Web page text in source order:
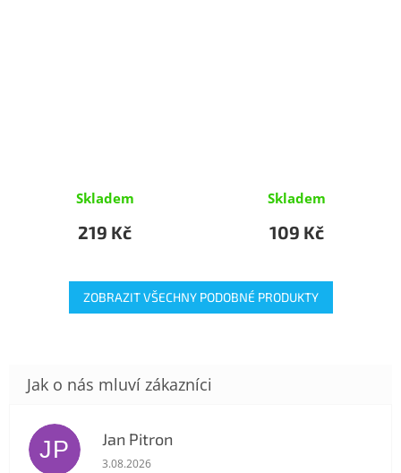
Skladem
219 Kč
Skladem
109 Kč
ZOBRAZIT VŠECHNY PODOBNÉ PRODUKTY
JP Jan Pitron
Hodnocení obchodu je 5 z 5 hvězdiček.
3.08.2026